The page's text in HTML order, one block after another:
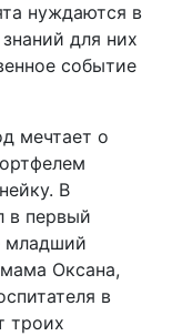
нуждаются в
для них
событие
мечтает о
В
в первый
младший
Оксана,
в
троих